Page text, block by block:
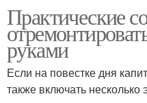
Практические
руками
Если на повестке дня
также включать несколько